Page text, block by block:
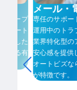
ループ
デート
とした
する有
メール・
専任のサポー
運用中のトラ
業界特化型の
安心感を提供
オートビズな
が特徴です。